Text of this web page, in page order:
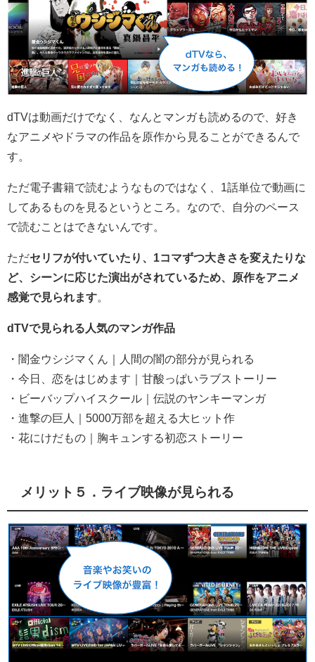
dTVは動画だけでなく、 なんとマンガも読めるので、好き
なアニメやドラマの作品を原作から見ることができるんで
す。
ただ電子書籍で読むようなものではなく、1話単位で動画に
してあるものを見るというところ。なので、自分のペース
で読むことはできないんです。
ただセリフが付いていたり、1コマずつ大きさを変えたりな
ど、シーンに応じた演出がされているため、原作をアニメ
感覚で見られます。
dTVで見られる人気のマンガ作品
・闇金ウシジマくん｜人間の闇の部分が見られる
・今日、恋をはじめます｜甘酸っぱいラブストーリー
・ビーバップハイスクール｜伝説のヤンキーマンガ
・進撃の巨人｜5000万部を超える大ヒット作
・花にけだもの｜胸キュンする初恋ストーリー
メリット５．ライブ映像が見られる